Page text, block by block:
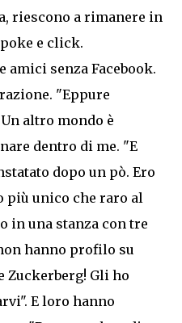
riescono a rimanere in
e click.
senza Facebook.
"Eppure
altro mondo è
dentro di me. "E
dopo un pò. Ero
più unico che raro al
in una stanza con tre
hanno profilo su
Zuckerberg! Gli ho
E loro hanno